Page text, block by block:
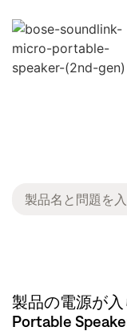
製品の電源が入
Portable